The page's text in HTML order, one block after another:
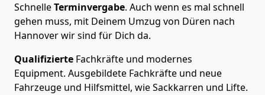
SchnelleTerminvergabe. Auch wenn es mal schnell
gehen muss, mit Deinem Umzug von Düren nach
Hannover wir sind für Dich da.
Qualifizierte Fachkräfte und modernes
Equipment. Ausgebildete Fachkräfte und neue
Fahrzeuge und Hilfsmittel, wie Sackkarren und Lifte.